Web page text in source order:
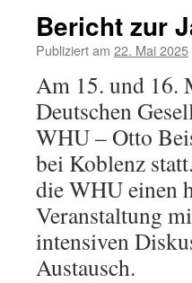
Bericht zur
Publiziert am 22. Mai 2025
Am 15. und 16.
Deutschen
WHU – Otto
bei Koblenz
die WHU einen
Veranstaltung
intensiven
Austausch.